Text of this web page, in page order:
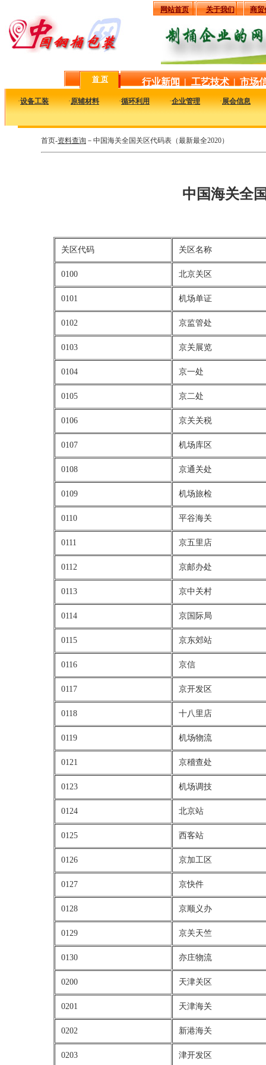
网站首页 关于我们 商贸
首 页 行业新闻 | 工艺技术 | 市场
·设备工装 ·原辅材料 ·循环利用 ·企业管理 ·展会信息
首页-资料查询 －中国海关全国关区代码表（最新最全2020）
中国海关全
关区代码 关区名称
0100 北京关区
0101 机场单证
0102 京监管处
0103 京关展览
0104 京一处
0105 京二处
0106 京关关税
0107 机场库区
0108 京通关处
0109 机场旅检
0110 平谷海关
0111 京五里店
0112 京邮办处
0113 京中关村
0114 京国际局
0115 京东郊站
0116 京信
0117 京开发区
0118 十八里店
0119 机场物流
0121 京稽查处
0123 机场调技
0124 北京站
0125 西客站
0126 京加工区
0127 京快件
0128 京顺义办
0129 京关天竺
0130 亦庄物流
0200 天津关区
0201 天津海关
0202 新港海关
0203 津开发区